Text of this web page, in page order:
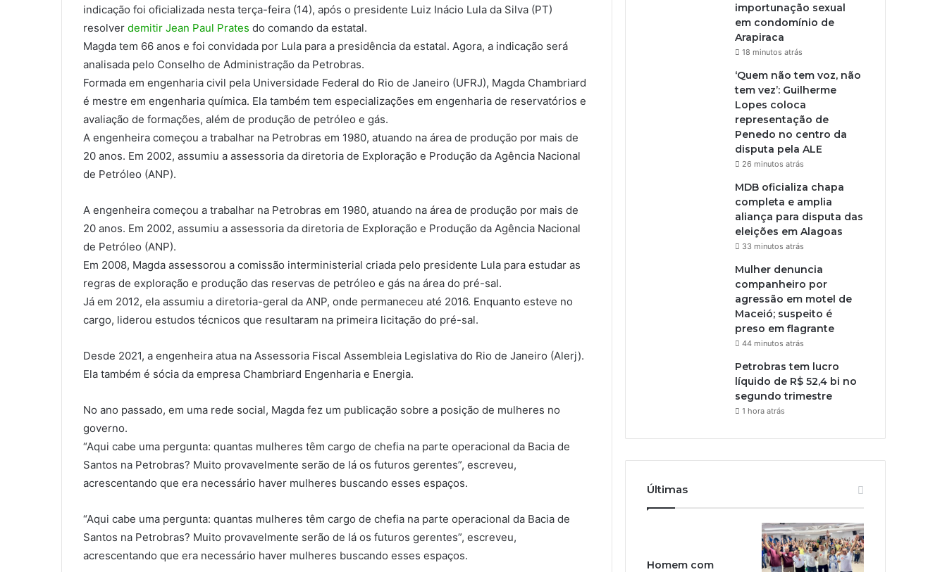
indicação foi oficializada nesta terça-feira (14), após o presidente Luiz Inácio Lula da Silva (PT)
resolver demitir Jean Paul Prates do comando da estatal.
Magda tem 66 anos e foi convidada por Lula para a presidência da estatal. Agora, a indicação será
analisada pelo Conselho de Administração da Petrobras.
Formada em engenharia civil pela Universidade Federal do Rio de Janeiro (UFRJ), Magda Chambriard
é mestre em engenharia química. Ela também tem especializações em engenharia de reservatórios e
avaliação de formações, além de produção de petróleo e gás.
A engenheira começou a trabalhar na Petrobras em 1980, atuando na área de produção por mais de
20 anos. Em 2002, assumiu a assessoria da diretoria de Exploração e Produção da Agência Nacional
de Petróleo (ANP).
A engenheira começou a trabalhar na Petrobras em 1980, atuando na área de produção por mais de
20 anos. Em 2002, assumiu a assessoria da diretoria de Exploração e Produção da Agência Nacional
de Petróleo (ANP).
Em 2008, Magda assessorou a comissão interministerial criada pelo presidente Lula para estudar as
regras de exploração e produção das reservas de petróleo e gás na área do pré-sal.
Já em 2012, ela assumiu a diretoria-geral da ANP, onde permaneceu até 2016. Enquanto esteve no
cargo, liderou estudos técnicos que resultaram na primeira licitação do pré-sal.
Desde 2021, a engenheira atua na Assessoria Fiscal Assembleia Legislativa do Rio de Janeiro (Alerj).
Ela também é sócia da empresa Chambriard Engenharia e Energia.
No ano passado, em uma rede social, Magda fez um publicação sobre a posição de mulheres no
governo.
“Aqui cabe uma pergunta: quantas mulheres têm cargo de chefia na parte operacional da Bacia de
Santos na Petrobras? Muito provavelmente serão de lá os futuros gerentes”, escreveu,
acrescentando que era necessário haver mulheres buscando esses espaços.
“Aqui cabe uma pergunta: quantas mulheres têm cargo de chefia na parte operacional da Bacia de
Santos na Petrobras? Muito provavelmente serão de lá os futuros gerentes”, escreveu,
acrescentando que era necessário haver mulheres buscando esses espaços.
importunação sexual
em condomínio de
Arapiraca
18 minutos atrás
‘Quem não tem voz, não
tem vez’: Guilherme
Lopes coloca
representação de
Penedo no centro da
disputa pela ALE
26 minutos atrás
MDB oficializa chapa
completa e amplia
aliança para disputa das
eleições em Alagoas
33 minutos atrás
Mulher denuncia
companheiro por
agressão em motel de
Maceió; suspeito é
preso em flagrante
44 minutos atrás
Petrobras tem lucro
líquido de R$ 52,4 bi no
segundo trimestre
1 hora atrás
Últimas
Homem com